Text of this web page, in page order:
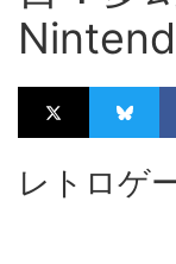
レトロゲ